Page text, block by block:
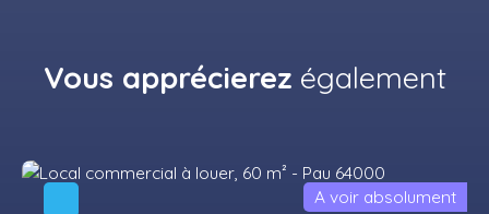
Vous apprécierez également
A voir absolument